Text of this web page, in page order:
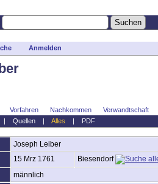
Anmelden
Vorfahren Nachkommen Verwandtschaft
Quellen| Alles PDF
Joseph Leiber
15 Mrz 1761 Biesendorf
männlich